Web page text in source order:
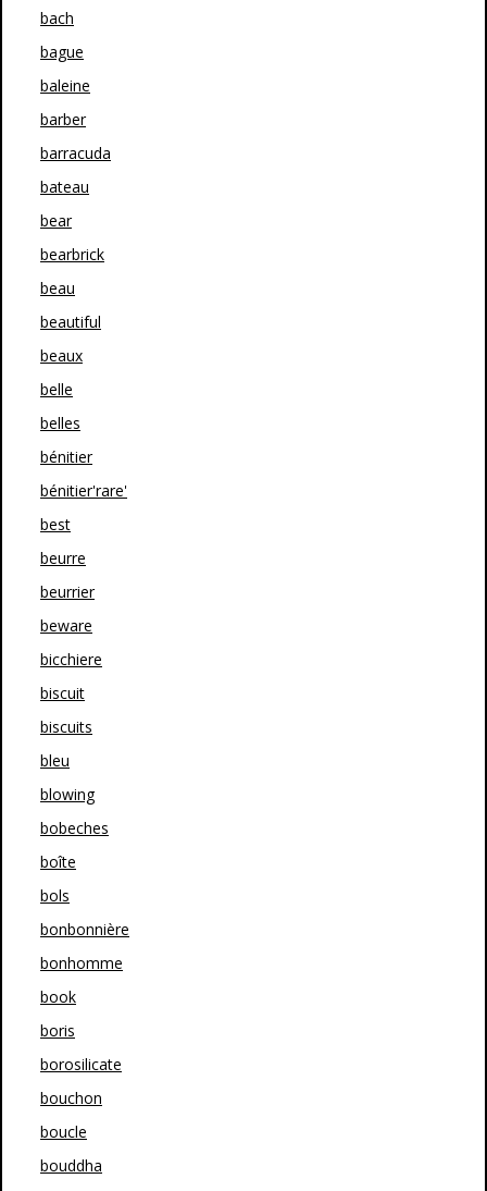
bach
bague
baleine
barber
barracuda
bateau
bear
bearbrick
beau
beautiful
beaux
belle
belles
bénitier
bénitier'rare'
best
beurre
beurrier
beware
bicchiere
biscuit
biscuits
bleu
blowing
bobeches
boîte
bols
bonbonnière
bonhomme
book
boris
borosilicate
bouchon
boucle
bouddha